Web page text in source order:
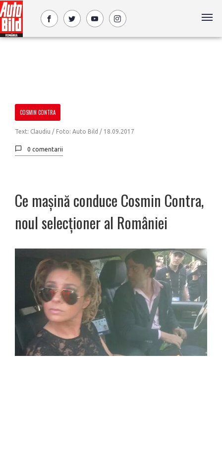
COSMIN CONTRA
Text: Claudiu / Foto: Auto Bild / 18.09.2017
0 comentarii
Ce mașină conduce Cosmin Contra,
noul selecționer al României